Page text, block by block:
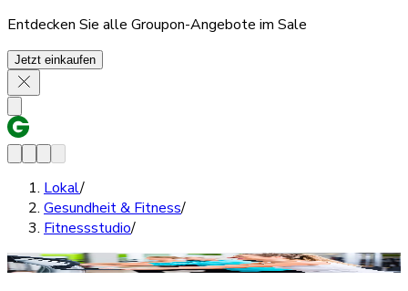
Entdecken Sie alle Groupon-Angebote im Sale
Jetzt einkaufen
Lokal/
Gesundheit & Fitness/
Fitnessstudio/